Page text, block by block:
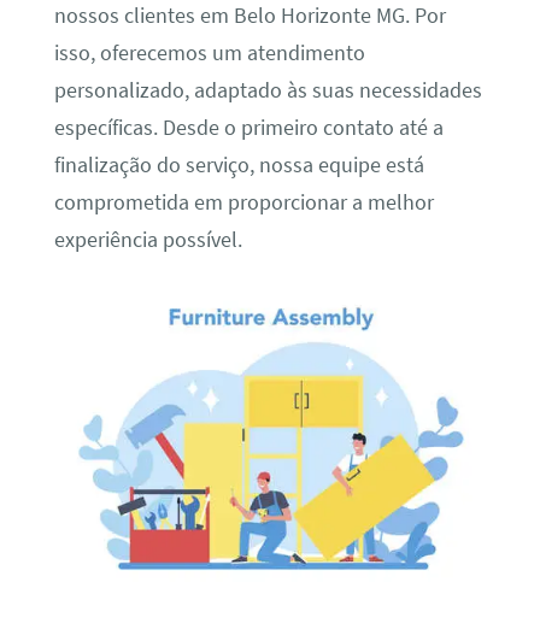
nossos clientes em Belo Horizonte MG. Por
isso, oferecemos um atendimento
personalizado, adaptado às suas necessidades
específicas. Desde o primeiro contato até a
finalização do serviço, nossa equipe está
comprometida em proporcionar a melhor
experiência possível.